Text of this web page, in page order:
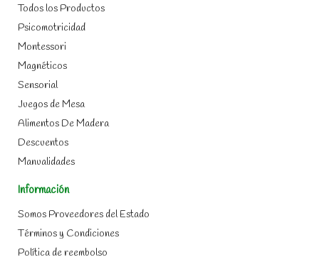
Todos los Productos
Psicomotricidad
Montessori
Magnéticos
Sensorial
Juegos de Mesa
Alimentos De Madera
Descuentos
Manualidades
Información
Somos Proveedores del Estado
Términos y Condiciones
Política de reembolso